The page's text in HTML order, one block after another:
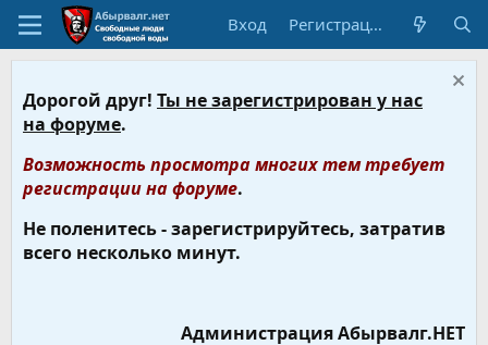
Вход Регистрация
Дорогой друг! Ты не зарегистрирован у нас
на форуме.
Возможность просмотра многих тем требует
регистрации на форуме.
Не поленитесь - зарегистрируйтесь, затратив
всего несколько минут.
Администрация Абырвалг.НЕТ